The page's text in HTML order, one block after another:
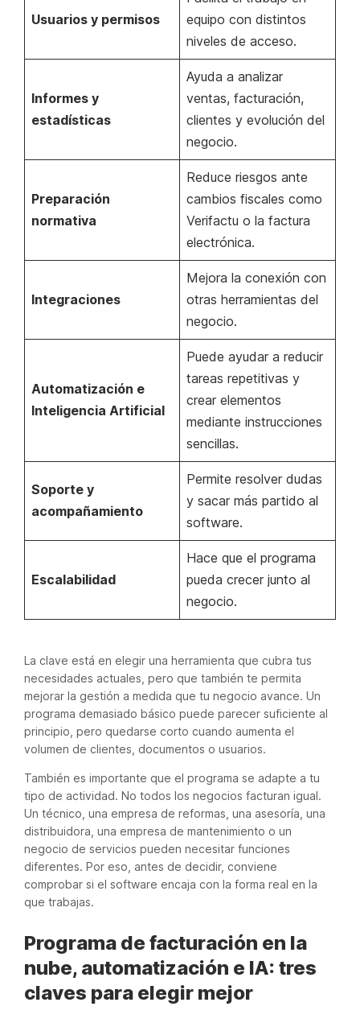
Usuarios y permisos
equipo con distintos
niveles de acceso.
Informes y
estadísticas
Ayuda a analizar
ventas, facturación,
clientes y evolución del
negocio.
Preparación
normativa
Reduce riesgos ante
cambios fiscales como
Verifactu o la factura
electrónica.
Integraciones
Mejora la conexión con
otras herramientas del
negocio.
Automatización e
Inteligencia Artificial
Puede ayudar a reducir
tareas repetitivas y
crear elementos
mediante instrucciones
sencillas.
Soporte y
acompañamiento
Permite resolver dudas
y sacar más partido al
software.
Escalabilidad
Hace que el programa
pueda crecer junto al
negocio.
La clave está en elegir una herramienta que cubra tus
necesidades actuales, pero que también te permita
mejorar la gestión a medida que tu negocio avance. Un
programa demasiado básico puede parecer suficiente al
principio, pero quedarse corto cuando aumenta el
volumen de clientes, documentos o usuarios.
También es importante que el programa se adapte a tu
tipo de actividad. No todos los negocios facturan igual.
Un técnico, una empresa de reformas, una asesoría, una
distribuidora, una empresa de mantenimiento o un
negocio de servicios pueden necesitar funciones
diferentes. Por eso, antes de decidir, conviene
comprobar si el software encaja con la forma real en la
que trabajas.
Programa de facturación en la
nube, automatización e IA: tres
claves para elegir mejor